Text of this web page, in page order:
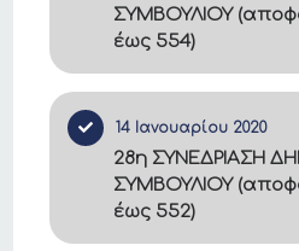
ΣΥΜΒΟΥΛΙΟΥ
έως 554)
14 Ιανουαρίου 2020
28η ΣΥΝΕΔΡΙΑΣΗ
ΣΥΜΒΟΥΛΙΟΥ
έως 552)